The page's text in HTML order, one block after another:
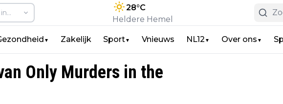
28°C
Heldere Hemel
▼ Zakelijk Sport▼ Vnieuws NL12 ▼ Over ons ▼
Only Murders in the